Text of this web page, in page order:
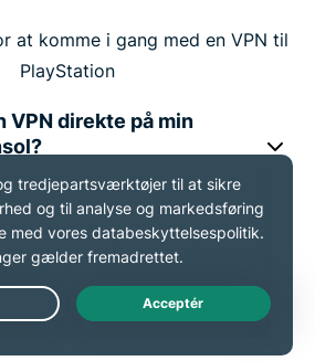
at komme i gang med en VPN til
PlayStation
VPN direkte på min
måde at konfigurere
5 på?
den samme
Live Chat